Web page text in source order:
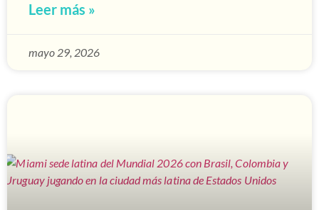
Leer más »
mayo 29, 2026